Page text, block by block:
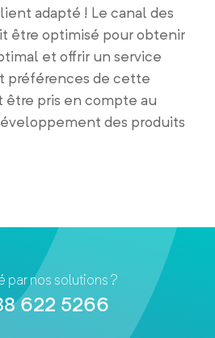
adapté ! Le canal des
être optimisé pour obtenir
et offrir un service
préférences de cette
pris en compte au
des produits
par nos solutions ?
622 5266